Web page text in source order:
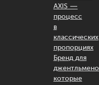
AXIS —
процесс
в
классических
пропорциях
Бренд для
которые